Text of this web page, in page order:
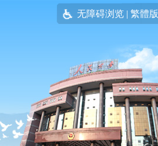
无障碍浏览 | 繁體版